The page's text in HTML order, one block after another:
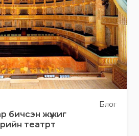
Блог
бичсэн жүжиг
театрт